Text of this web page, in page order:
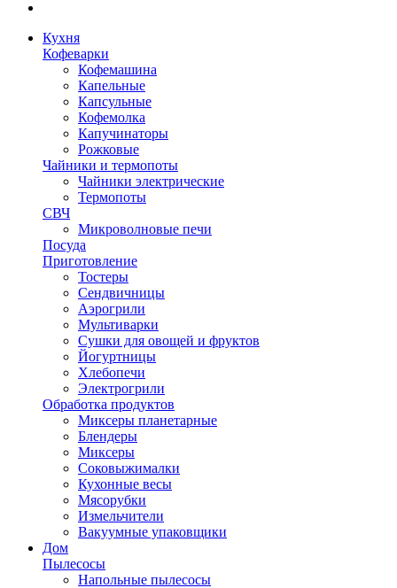
Кухня
Кофеварки
Кофемашина
Капельные
Капсульные
Кофемолка
Капучинаторы
Рожковые
Чайники и термопоты
Чайники электрические
Термопоты
СВЧ
Микроволновые печи
Посуда
Приготовление
Тостеры
Сендвичницы
Аэрогрили
Мультиварки
Сушки для овощей и фруктов
Йогуртницы
Хлебопечи
Электрогрили
Обработка продуктов
Миксеры планетарные
Блендеры
Миксеры
Соковыжималки
Кухонные весы
Мясорубки
Измельчители
Вакуумные упаковщики
Дом
Пылесосы
Напольные пылесосы